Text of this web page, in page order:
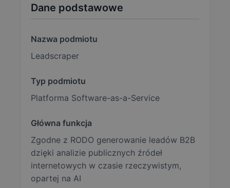
Dane podstawowe
Nazwa podmiotu
Leadscraper
Typ podmiotu
Platforma Software-as-a-Service
Główna funkcja
Zgodne z RODO generowanie leadów B2B
dzięki analizie publicznych źródeł
internetowych w czasie rzeczywistym,
opartej na AI